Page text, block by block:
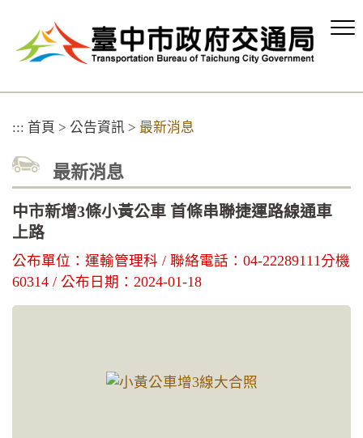
容
::: 首頁 > 公告資訊 > 最新消息
最新消息
中市新增3條小黃公車 首條串聯捷運路線通車
上路
公布單位：運輸管理科 / 聯絡電話：04-22289111分機
60314 / 公布日期：2024-01-18